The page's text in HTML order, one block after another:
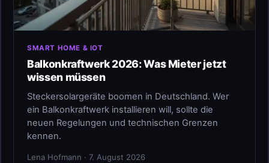
SMART HOME & IOT
Balkonkraftwerk 2026: Was Mieter jetzt
wissen müssen
Steckersolargeräte boomen in Deutschland. Wer
ein Balkonkraftwerk installieren will, sollte die
neuen Regelungen und technischen Grenzen
kennen.
Lena Hofmann · 7. August 2026